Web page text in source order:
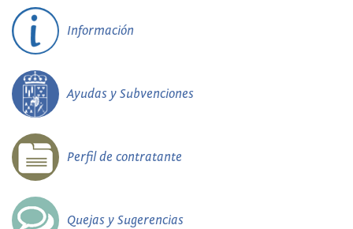
Información
Ayudas y Subvenciones
Perfil de contratante
Quejas y Sugerencias